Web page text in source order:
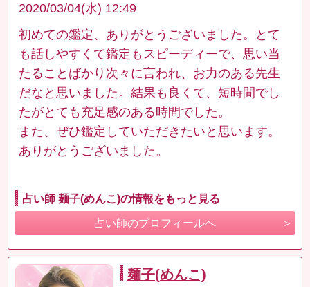
2020/03/04(水) 12:49
初めての鑑定、ありがとうございました。とて
も話しやすくて鑑定もスピーディーで、思い当
たることばかり次々に言われ、お力のある先生
だなと思いました。結果も良くて、短時間でし
たがとても充足感のある時間でした。
また、ぜひ鑑定していただきたいと思います。
ありがとうございました。
占い師 麺子(めんこ)の情報をもっと見る
占い師のプロフィールへ
麺子(めんこ)